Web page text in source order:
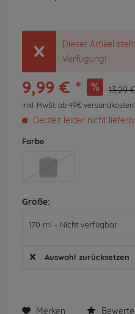
Dieser Artikel
Verfügung!
9,99 € * 13,29
inkl. MwSt. ab 49€
Derzeit leider nicht
Farbe
Größe:
Auswahl zurücksetzen
Merken